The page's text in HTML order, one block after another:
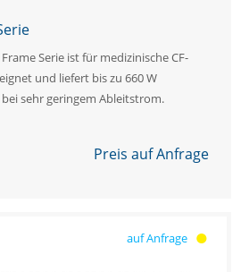
Serie ist für medizinische CF-
und liefert bis zu 660 W
sehr geringem Ableitstrom.
Preis auf Anfrage
auf Anfrage